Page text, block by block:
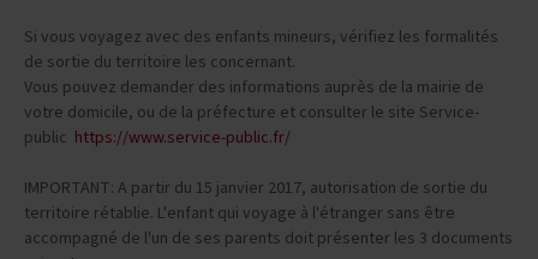
Si vous voyagez avec des enfants mineurs, vérifiez les formalités
de sortie du territoire les concernant.
Vous pouvez demander des informations auprès de la mairie de
votre domicile, ou de la préfecture et consulter le site Service-
IMPORTANT: A partir du 15 janvier 2017, autorisation de sortie du
territoire rétablie. L'enfant qui voyage à l'étranger sans être